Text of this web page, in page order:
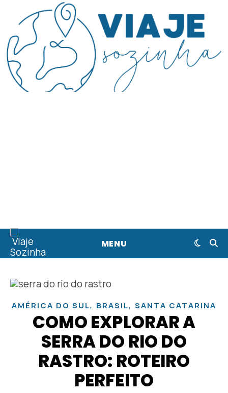
MENU
AMÉRICA DO SUL, BRASIL, SANTA CATARINA
COMO EXPLORAR A
SERRA DO RIO DO
RASTRO: ROTEIRO
PERFEITO